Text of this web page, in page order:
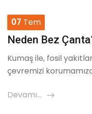
07 Tem
Neden Bez
Kumaş ile, fosil
çevremizi
Devamı...